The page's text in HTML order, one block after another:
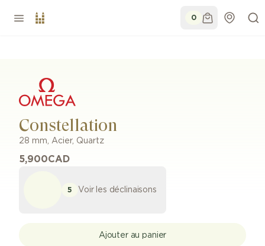
0
Constellation
28 mm, Acier, Quartz
5,900CAD
5 Voir les déclinaisons
Ajouter au panier